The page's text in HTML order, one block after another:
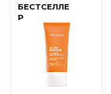
БЕСТСЕЛЛЕ
Р